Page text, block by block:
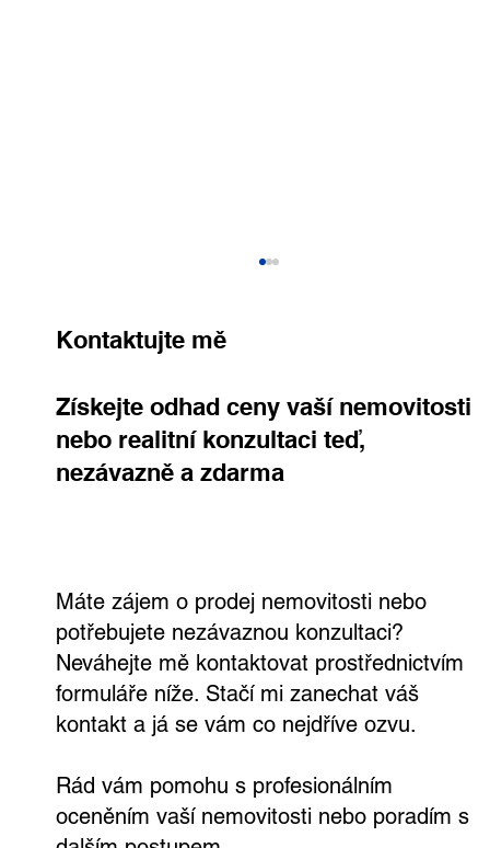
Kontaktujte mě
Získejte odhad ceny vaší nemovitosti
nebo realitní konzultaci teď,
nezávazně a zdarma
Máte zájem o prodej nemovitosti nebo
potřebujete nezávaznou konzultaci?
Neváhejte mě kontaktovat prostřednictvím
formuláře níže. Stačí mi zanechat váš
kontakt a já se vám co nejdříve ozvu.
Rád vám pomohu s profesionálním
oceněním vaší nemovitosti nebo poradím s